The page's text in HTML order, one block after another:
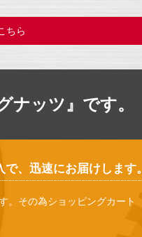
ちら
ナッツ』です。
、迅速にお届けします。
。その為ショッピングカート